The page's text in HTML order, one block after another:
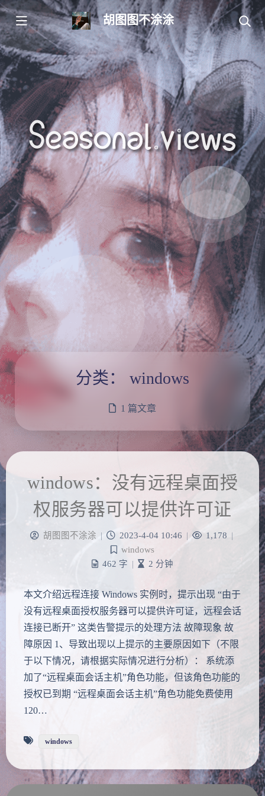
胡图图不涂涂
夜间模式
Sans Serif Serif
浅阴影 深阴影
分类： windows
1 篇文章
windows：没有远程桌面授
权服务器可以提供许可证
胡图图不涂涂 | 2023-4-04 10:46 | 1,178 |
windows
462 字 | 2 分钟
本文介绍远程连接 Windows 实例时，提示出现 “由于
没有远程桌面授权服务器可以提供许可证，远程会话
连接已断开” 这类告警提示的处理方法 故障现象 故
障原因 1、导致出现以上提示的主要原因如下（不限
于以下情况，请根据实际情况进行分析）： 系统添
加了“远程桌面会话主机”角色功能，但该角色功能的
授权已到期 “远程桌面会话主机”角色功能免费使用
120…
windows